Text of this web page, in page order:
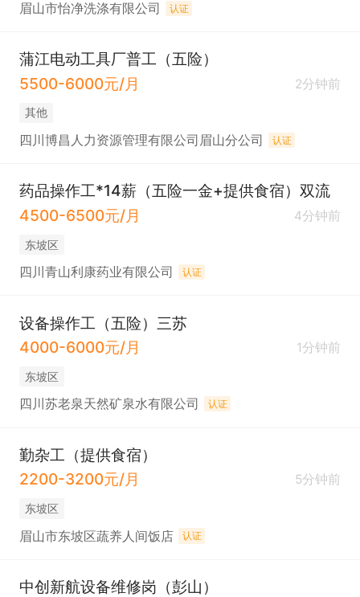
眉山市怡净洗涤有限公司 认证
蒲江电动工具厂普工（五险）
5500-6000元/月
2分钟前
其他
四川博昌人力资源管理有限公司眉山分公司 认证
药品操作工*14薪（五险一金+提供食宿）双流
4500-6500元/月
4分钟前
东坡区
四川青山利康药业有限公司 认证
设备操作工（五险）三苏
4000-6000元/月
1分钟前
东坡区
四川苏老泉天然矿泉水有限公司 认证
勤杂工（提供食宿）
2200-3200元/月
5分钟前
东坡区
眉山市东坡区蔬养人间饭店 认证
中创新航设备维修岗（彭山）